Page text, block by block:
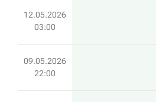
12.05.2026
03:00
09.05.2026
22:00